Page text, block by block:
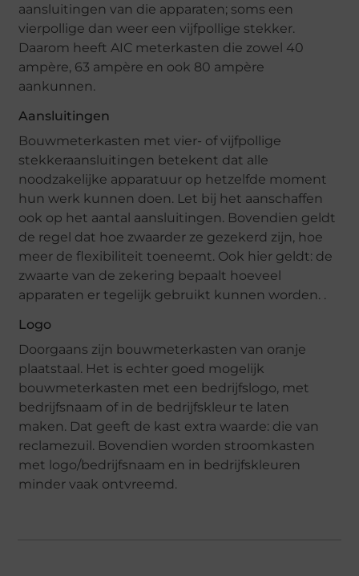
aansluitingen van die apparaten; soms een
vierpollige dan weer een vijfpollige stekker.
Daarom heeft AIC meterkasten die zowel 40
ampère, 63 ampère en ook 80 ampère
aankunnen.
Aansluitingen
Bouwmeterkasten met vier- of vijfpollige
stekkeraansluitingen betekent dat alle
noodzakelijke apparatuur op hetzelfde moment
hun werk kunnen doen. Let bij het aanschaffen
ook op het aantal aansluitingen. Bovendien geldt
de regel dat hoe zwaarder ze gezekerd zijn, hoe
meer de flexibiliteit toeneemt. Ook hier geldt: de
zwaarte van de zekering bepaalt hoeveel
apparaten er tegelijk gebruikt kunnen worden. .
Logo
Doorgaans zijn bouwmeterkasten van oranje
plaatstaal. Het is echter goed mogelijk
bouwmeterkasten met een bedrijfslogo, met
bedrijfsnaam of in de bedrijfskleur te laten
maken. Dat geeft de kast extra waarde: die van
reclamezuil. Bovendien worden stroomkasten
met logo/bedrijfsnaam en in bedrijfskleuren
minder vaak ontvreemd.